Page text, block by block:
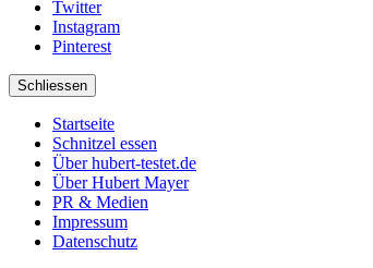
Twitter
Instagram
Pinterest
Schliessen
Startseite
Schnitzel essen
Über hubert-testet.de
Über Hubert Mayer
PR & Medien
Impressum
Datenschutz